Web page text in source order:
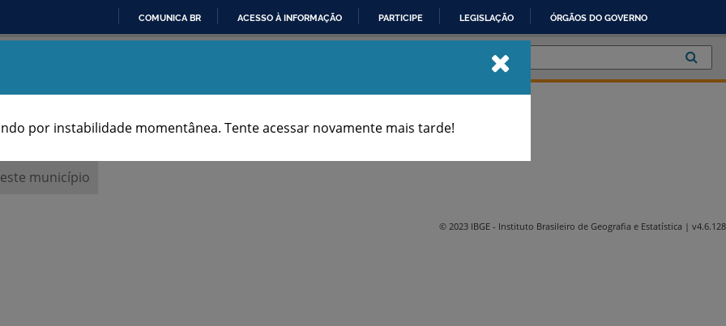
IR
CONTEÚDO
COMUNICA BR ACESSO À INFORMAÇÃO PARTICIPE LEGISLAÇÃO ÓRGÃOS DO GOVERNO
por instabilidade momentânea. Tente acessar novamente mais tarde!
município
© 2023 IBGE - Instituto Brasileiro de Geografia e Estatística | v4.6.128